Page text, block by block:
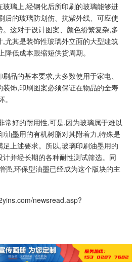
璃上,经钢化后所印刷的玻璃能够进
后的玻璃防划伤、抗紫外线、可应使
这对于设计图案、颜色纷繁复杂,多
尤其是装饰性玻璃外立面的大型建筑
低成本跟缩短供货周期。
品的基本要求,大多数使用于家电、
饰,印刷图案必须保证在物品的全寿
常好的耐用性,可是,因为玻璃属于难以
油墨用的有机树脂对其附着力,特殊是
上述要求。所以,玻璃印刷油墨用的
并经长期的各种耐性测试筛选。同
强,环保型油墨已经成为这个版块的主
newsread.asp?